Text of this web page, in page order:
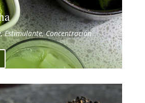
Estimulante, Concentración